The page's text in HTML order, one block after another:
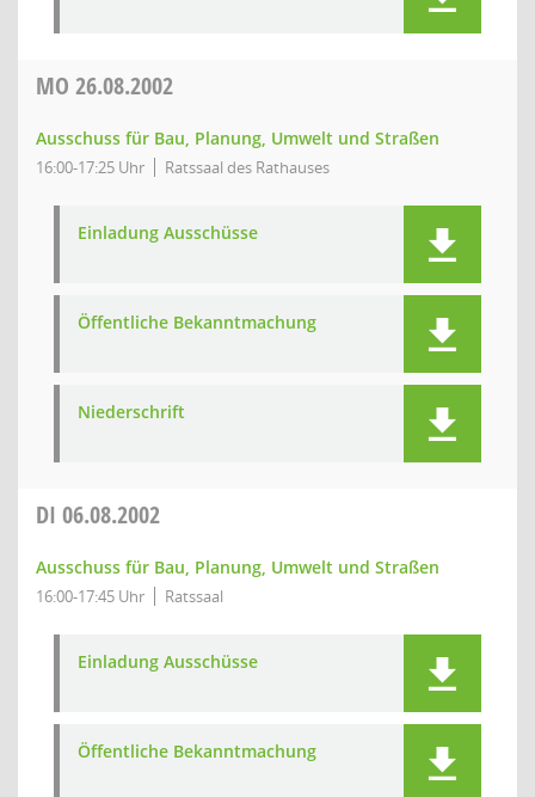
MO 26.08.2002
Ausschuss für Bau, Planung, Umwelt und Straßen
16:00-17:25 Uhr Ratssaal des Rathauses
Einladung Ausschüsse
Öffentliche Bekanntmachung
Niederschrift
DI 06.08.2002
Ausschuss für Bau, Planung, Umwelt und Straßen
16:00-17:45 Uhr Ratssaal
Einladung Ausschüsse
Öffentliche Bekanntmachung